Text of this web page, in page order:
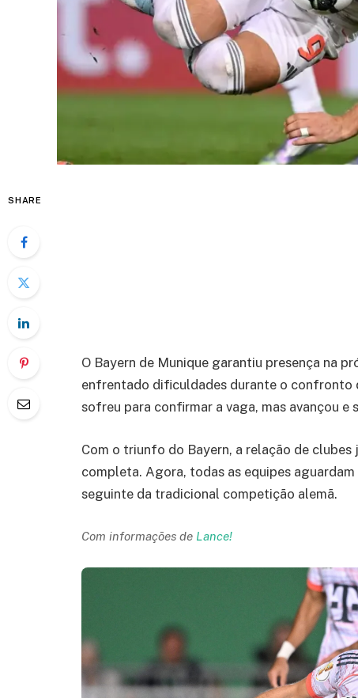
SHARE
O Bayern de Munique garantiu presença na
enfrentado dificuldades durante o confronto
sofreu para confirmar a vaga, mas avançou e
Com o triunfo do Bayern, a relação de
completa. Agora, todas as equipes
seguinte da tradicional competição alemã.
Com informações de Lance!